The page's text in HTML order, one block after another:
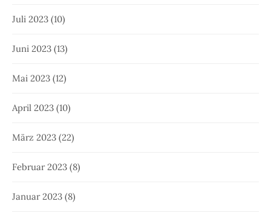
Juli 2023 (10)
Juni 2023 (13)
Mai 2023 (12)
April 2023 (10)
März 2023 (22)
Februar 2023 (8)
Januar 2023 (8)